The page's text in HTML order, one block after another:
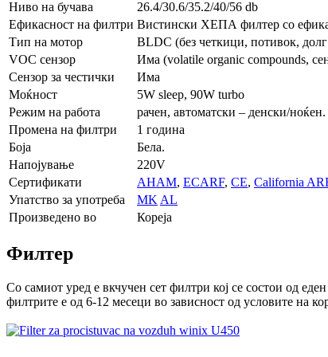
Ниво на бучава
26.4/30.6/35.2/40/56 db
Ефикасност на филтри Вистински ХЕПА филтер со
Тип на мотор
BLDC (без четкици, потивок,
VOC сензор
Има (volatile organic compounds,
Сензор за честички
Има
Моќност
5W sleep, 90W turbo
Режим на работа
рачен, автоматски – денски/ноќен.
Промена на филтри
1 година
Боја
Бела.
Напојување
220V
Сертификати
AHAM, ECARF, CE, California
Упатство за употреба
MK AL
Произведено во
Кореја
Филтер
Со самиот уред e вкчучен сет филтри кој се состои од
филтрите е од 6-12 месеци во зависност од условите на